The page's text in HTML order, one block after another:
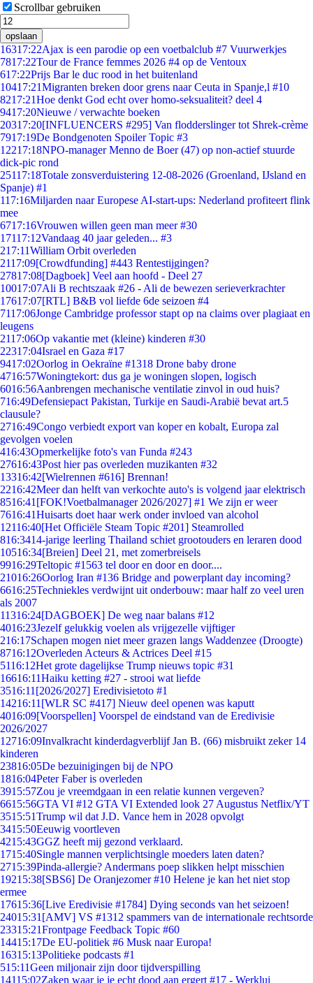
Scrollbar gebruiken
opslaan
16317:22Ajax is een parodie op een voetbalclub #7 Vuurwerkjes
7817:22Tour de France femmes 2026 #4 op de Ventoux
617:22Prijs Bar le duc rood in het buitenland
10417:21Migranten breken door grens naar Ceuta in Spanje,l #10
8217:21Hoe denkt God echt over homo-seksualiteit? deel 4
9417:20Nieuwe / verwachte boeken
20317:20[INFLUENCERS #295] Van flodderslinger tot Shrek-crème
7917:19De Bondgenoten Spoiler Topic #3
12217:18NPO-manager Menno de Boer (47) op non-actief stuurde
dick-pic rond
25117:18Totale zonsverduistering 12-08-2026 (Groenland, IJsland en
Spanje) #1
117:16Miljarden naar Europese AI-start-ups: Nederland profiteert flink
mee
6717:16Vrouwen willen geen man meer #30
17117:12Vandaag 40 jaar geleden... #3
217:11William Orbit overleden
2117:09[Crowdfunding] #443 Rentestijgingen?
27817:08[Dagboek] Veel aan hoofd - Deel 27
10017:07Ali B rechtszaak #26 - Ali de bewezen serieverkrachter
17617:07[RTL] B&B vol liefde 6de seizoen #4
7117:06Jonge Cambridge professor stapt op na claims over plagiaat en
leugens
2117:06Op vakantie met (kleine) kinderen #30
22317:04Israel en Gaza #17
9417:02Oorlog in Oekraïne #1318 Drone baby drone
4716:57Woningtekort: dus ga je woningen slopen, logisch
6016:56Aanbrengen mechanische ventilatie zinvol in oud huis?
716:49Defensiepact Pakistan, Turkije en Saudi-Arabië bevat art.5
clausule?
2716:49Congo verbiedt export van koper en kobalt, Europa zal
gevolgen voelen
416:43Opmerkelijke foto's van Funda #243
27616:43Post hier pas overleden muzikanten #32
13316:42[Wielrennen #616] Brennan!
2216:42Meer dan helft van verkochte auto's is volgend jaar elektrisch
8516:41 [FOK!Voetbalmanager 2026/2027] #1 We zijn er weer
7616:41Huisarts doet haar werk onder invloed van alcohol
12116:40[Het Officiële Steam Topic #201] Steamrolled
816:3414-jarige leerling Thailand schiet grootouders en leraren dood
10516:34[Breien] Deel 21, met zomerbreisels
9916:29Teltopic #1563 tel door en door en door....
21016:26Oorlog Iran #136 Bridge and powerplant day incoming?
6616:25Techniekles verdwijnt uit onderbouw: maar half zo veel uren
als 2007
11316:24[DAGBOEK] De weg naar balans #12
4016:23Jezelf gelukkig voelen als vrijgezelle vijftiger
216:17Schapen mogen niet meer grazen langs Waddenzee (Droogte)
8716:12Overleden Acteurs & Actrices Deel #15
5116:12Het grote dagelijkse Trump nieuws topic #31
16616:11Haiku ketting #27 - strooi wat liefde
3516:11 [2026/2027] Eredivisietoto #1
14216:11 [WLR SC #417] Nieuw deel openen was kaputt
4016:09[Voorspellen] Voorspel de eindstand van de Eredivisie
2026/2027
12716:09Invalkracht kinderdagverblijf Jan B. (66) misbruikt zeker 14
kinderen
23816:05De bezuinigingen bij de NPO
1816:04Peter Faber is overleden
3915:57Zou je vreemdgaan in een relatie kunnen vergeven?
6615:56GTA VI #12 GTA VI Extended look 27 Augustus Netflix/YT
3515:51Trump wil dat J.D. Vance hem in 2028 opvolgt
3415:50Eeuwig voortleven
4215:43GGZ heeft mij gezond verklaard.
1715:40Single mannen verplichtsingle moeders laten daten?
2715:39Pinda-allergie? Andermans poep slikken helpt misschien
19215:38[SBS6] De Oranjezomer #10 Helene je kan het niet stop
ermee
17615:36[Live Eredivisie #1784] Dying seconds van het seizoen!
24015:31 [AMV] VS #1312 spammers van de internationale rechtsorde
23315:21Frontpage Feedback Topic #60
14415:17De EU-politiek #6 Musk naar Europa!
16315:13Politieke podcasts #1
515:11Geen miljonair zijn door tijdverspilling
14115:02Zaken waar je je echt dood aan ergert #17 - Werklui